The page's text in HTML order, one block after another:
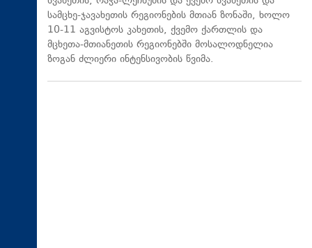
სამცხე-ჯავახეთის რეგიონების მთიან ზონაში, ხოლო
10-11 აგვისტოს კახეთის, ქვემო ქართლის და
მცხეთა-მთიანეთის რეგიონებში მოსალოდნელია
ზოგან ძლიერი ინტენსივობის წვიმა.